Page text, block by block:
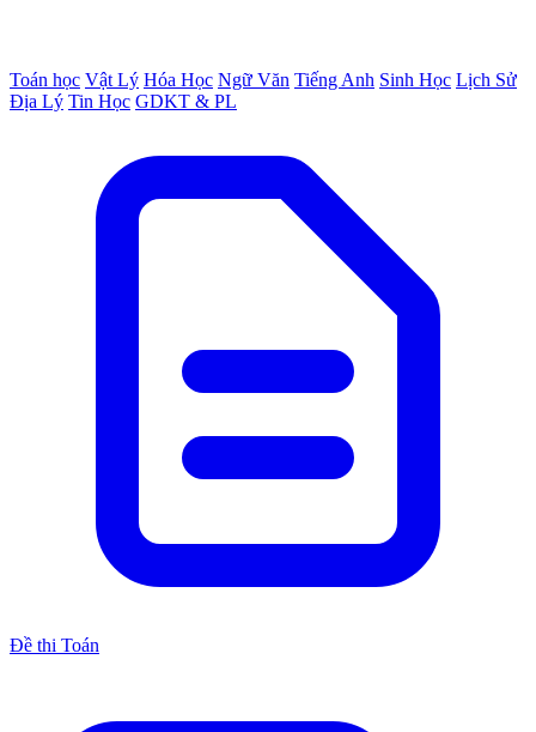
Toán học Vật Lý Hóa Học Ngữ Văn Tiếng Anh Sinh Học Lịch Sử
Địa Lý Tin Học GDKT & PL
Đề thi Toán